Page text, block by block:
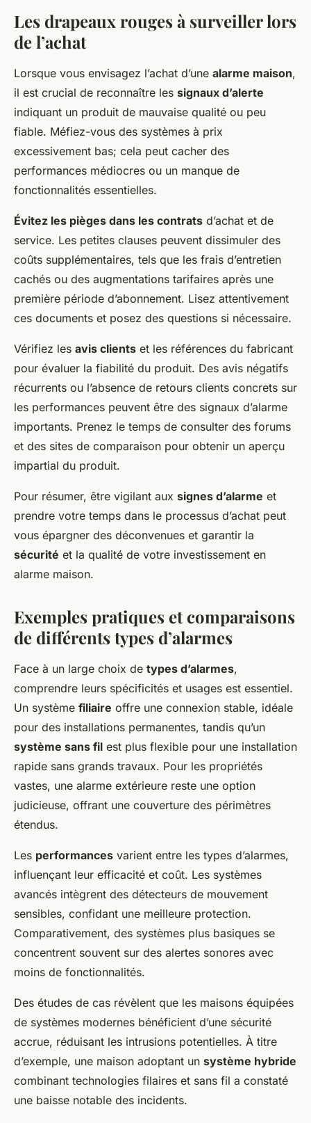
Les drapeaux rouges à surveiller lors
de l’achat
Lorsque vous envisagez l’achat d’une alarme maison,
il est crucial de reconnaître les signaux d’alerte
indiquant un produit de mauvaise qualité ou peu
fiable. Méfiez-vous des systèmes à prix
excessivement bas; cela peut cacher des
performances médiocres ou un manque de
fonctionnalités essentielles.
Évitez les pièges dans les contrats d’achat et de
service. Les petites clauses peuvent dissimuler des
coûts supplémentaires, tels que les frais d’entretien
cachés ou des augmentations tarifaires après une
première période d’abonnement. Lisez attentivement
ces documents et posez des questions si nécessaire.
Vérifiez les avis clients et les références du fabricant
pour évaluer la fiabilité du produit. Des avis négatifs
récurrents ou l’absence de retours clients concrets sur
les performances peuvent être des signaux d’alarme
importants. Prenez le temps de consulter des forums
et des sites de comparaison pour obtenir un aperçu
impartial du produit.
Pour résumer, être vigilant aux signes d’alarme et
prendre votre temps dans le processus d’achat peut
vous épargner des déconvenues et garantir la
sécurité et la qualité de votre investissement en
alarme maison.
Exemples pratiques et comparaisons
de différents types d’alarmes
Face à un large choix de types d’alarmes,
comprendre leurs spécificités et usages est essentiel.
Un système filiaire offre une connexion stable, idéale
pour des installations permanentes, tandis qu’un
système sans fil est plus flexible pour une installation
rapide sans grands travaux. Pour les propriétés
vastes, une alarme extérieure reste une option
judicieuse, offrant une couverture des périmètres
étendus.
Les performances varient entre les types d’alarmes,
influençant leur efficacité et coût. Les systèmes
avancés intègrent des détecteurs de mouvement
sensibles, confidant une meilleure protection.
Comparativement, des systèmes plus basiques se
concentrent souvent sur des alertes sonores avec
moins de fonctionnalités.
Des études de cas révèlent que les maisons équipées
de systèmes modernes bénéficient d’une sécurité
accrue, réduisant les intrusions potentielles. À titre
d’exemple, une maison adoptant un système hybride
combinant technologies filaires et sans fil a constaté
une baisse notable des incidents.